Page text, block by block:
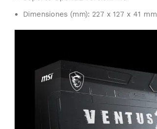
Dimensiones (mm): 227 x 127 x 41 mm